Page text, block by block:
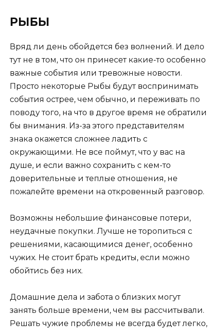
РЫБЫ
Вряд ли день обойдется без волнений. И дело
тут не в том, что он принесет какие-то особенно
важные события или тревожные новости.
Просто некоторые Рыбы будут воспринимать
события острее, чем обычно, и переживать по
поводу того, на что в другое время не обратили
бы внимания. Из-за этого представителям
знака окажется сложнее ладить с
окружающими. Не все поймут, что у вас на
душе, и если важно сохранить с кем-то
доверительные и теплые отношения, не
пожалейте времени на откровенный разговор.
Возможны небольшие финансовые потери,
неудачные покупки. Лучше не торопиться с
решениями, касающимися денег, особенно
чужих. Не стоит брать кредиты, если можно
обойтись без них.
Домашние дела и забота о близких могут
занять больше времени, чем вы рассчитывали.
Решать чужие проблемы не всегда будет легко,